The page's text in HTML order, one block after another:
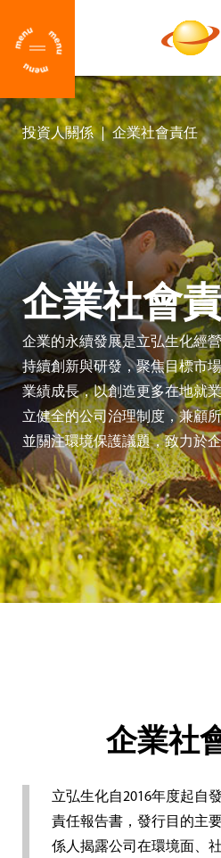
Home
About Us
News Center
Career
Download Center
Contact Us
Main Products
Applications
Privacy Policy
Keywords
β-Carotene β-Apo-
Lycopene Lutein
Canthaxanthin
Select Your Color
投資人關係 企業社會責任
企業社會
企業的永續發展是立弘生化經
持續創新與研發，聚焦目標市
業績成長，以創造更多在地就
立健全的公司治理制度，兼顧
並關注環境保護議題，致力於
企業社
立弘生化自2016年度起自
責任報告書，發行目的主
係人揭露公司在環境面、